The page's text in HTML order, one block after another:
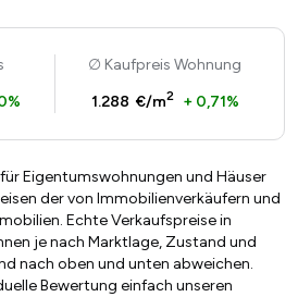
Kaufpreis Wohnung
1.288 €/m2 + 0,71%
Eigentumswohnungen und Häuser
der von Immobilienverkäufern und
Echte Verkaufspreise in
je nach Marktlage, Zustand und
nach oben und unten abweichen.
Bewertung einfach unseren